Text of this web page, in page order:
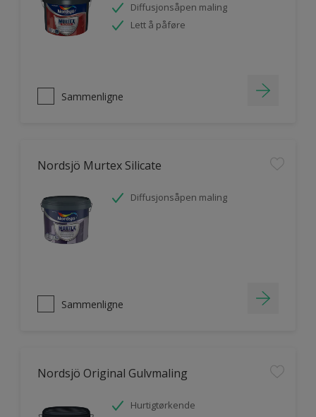
Diffusjonsåpen maling
Lett å påføre
Sammenligne
Nordsjö Murtex Silicate
Diffusjonsåpen maling
Sammenligne
Nordsjö Original Gulvmaling
Hurtigtørkende